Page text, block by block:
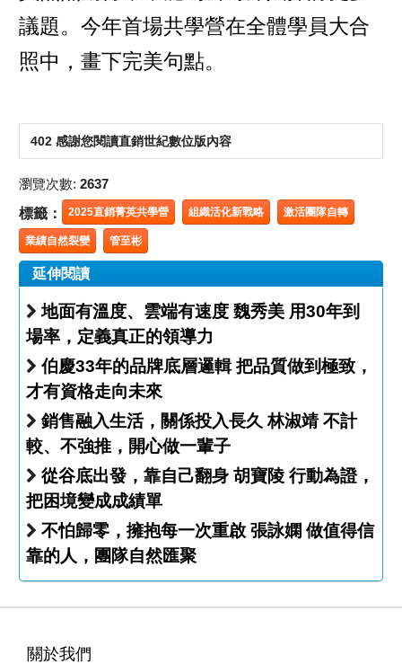
議題。今年首場共學營在全體學員大合
照中，畫下完美句點。
402 感謝您閱讀直銷世紀數位版內容
瀏覽次數: 2637
標籤： 2025直銷菁英共學營 組織活化新戰略 激活團隊自轉
業績自然裂變 管至彬
延伸閱讀
地面有溫度、雲端有速度 魏秀美 用30年到
場率，定義真正的領導力
伯慶33年的品牌底層邏輯 把品質做到極致，
才有資格走向未來
銷售融入生活，關係投入長久 林淑靖 不計
較、不強推，開心做一輩子
從谷底出發，靠自己翻身 胡寶陵 行動為證，
把困境變成成績單
不怕歸零，擁抱每一次重啟 張詠嫻 做值得信
靠的人，團隊自然匯聚
關於我們